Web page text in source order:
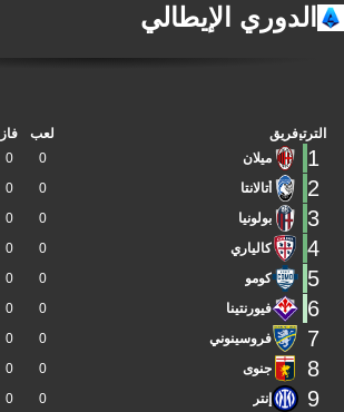
الدوري الإيطالي
الترتيبفريق لعب فاز
1 ميلان 0
0
2 أتالانتا 0
0
3 بولونيا 0
0
4 كالياري 0
0
5 كومو 0
0
6 فيورنتينا 0
0
7 فروسينوني 0
0
8 جنوى 0
0
9 إنتر 0
0